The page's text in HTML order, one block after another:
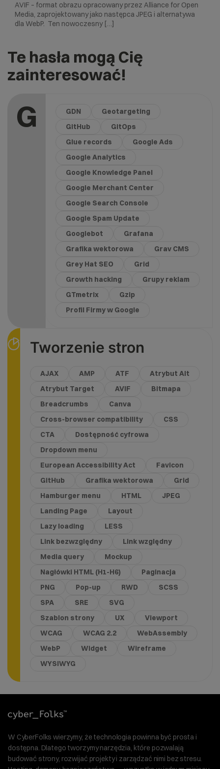
AVIF – format obrazu opracowany przez Alliance for Open
Media, zaprojektowany jako następca JPEG i alternatywa
dla WebP. Ten nowoczesny […]
Te hasła mogą Cię
zainteresować!
G GDN
Geotargeting
GitHub
GitOps
Glue records
Google Ads
Google Analytics
Google Knowledge Panel
Google Merchant Center
Google Search Console
Google Spam Update
Googlebot
Grafana
Grafika wektorowa
Grav CMS
Grey Hat SEO
Grid
Growth hacking
Grupy reklam
GTmetrix
Gzip
Profil Firmy w Google
Tworzenie stron
AJAX AMP ATF
Atrybut Alt
Atrybut Target
AVIF
Bitmapa
Breadcrumbs
Canva
Cross-browser compatibility
CSS
CTA
Dostępność cyfrowa
Dropdown menu
European Accessibility Act
Favicon
GitHub
Grafika wektorowa
Grid
Hamburger menu
HTML
JPEG
Landing Page
Layout
Lazy loading
LESS
Link bezwzględny
Link względny
Media query
Mockup
Nagłówki HTML (H1-H6)
Paginacja
PNG
Pop-up RWD
SCSS
SPA
SRE
SVG
Szablon strony
UX
Viewport
WCAG
WCAG 2.2
WebAssembly
WebP
Widget
Wireframe
WYSIWYG
W CyberFolks wierzymy, że technologia powinna być prosta i
dostępna. Dlatego tworzymy narzędzia, które pozwalają
budować strony, rozwijać projekty i zarządzać nimi bez stresu.